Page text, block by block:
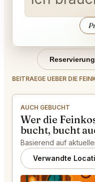
BEITRAEGE UEBER DIE
AUCH GEBUCHT
Wer die
bucht, bucht
Basierend auf
Verwandte